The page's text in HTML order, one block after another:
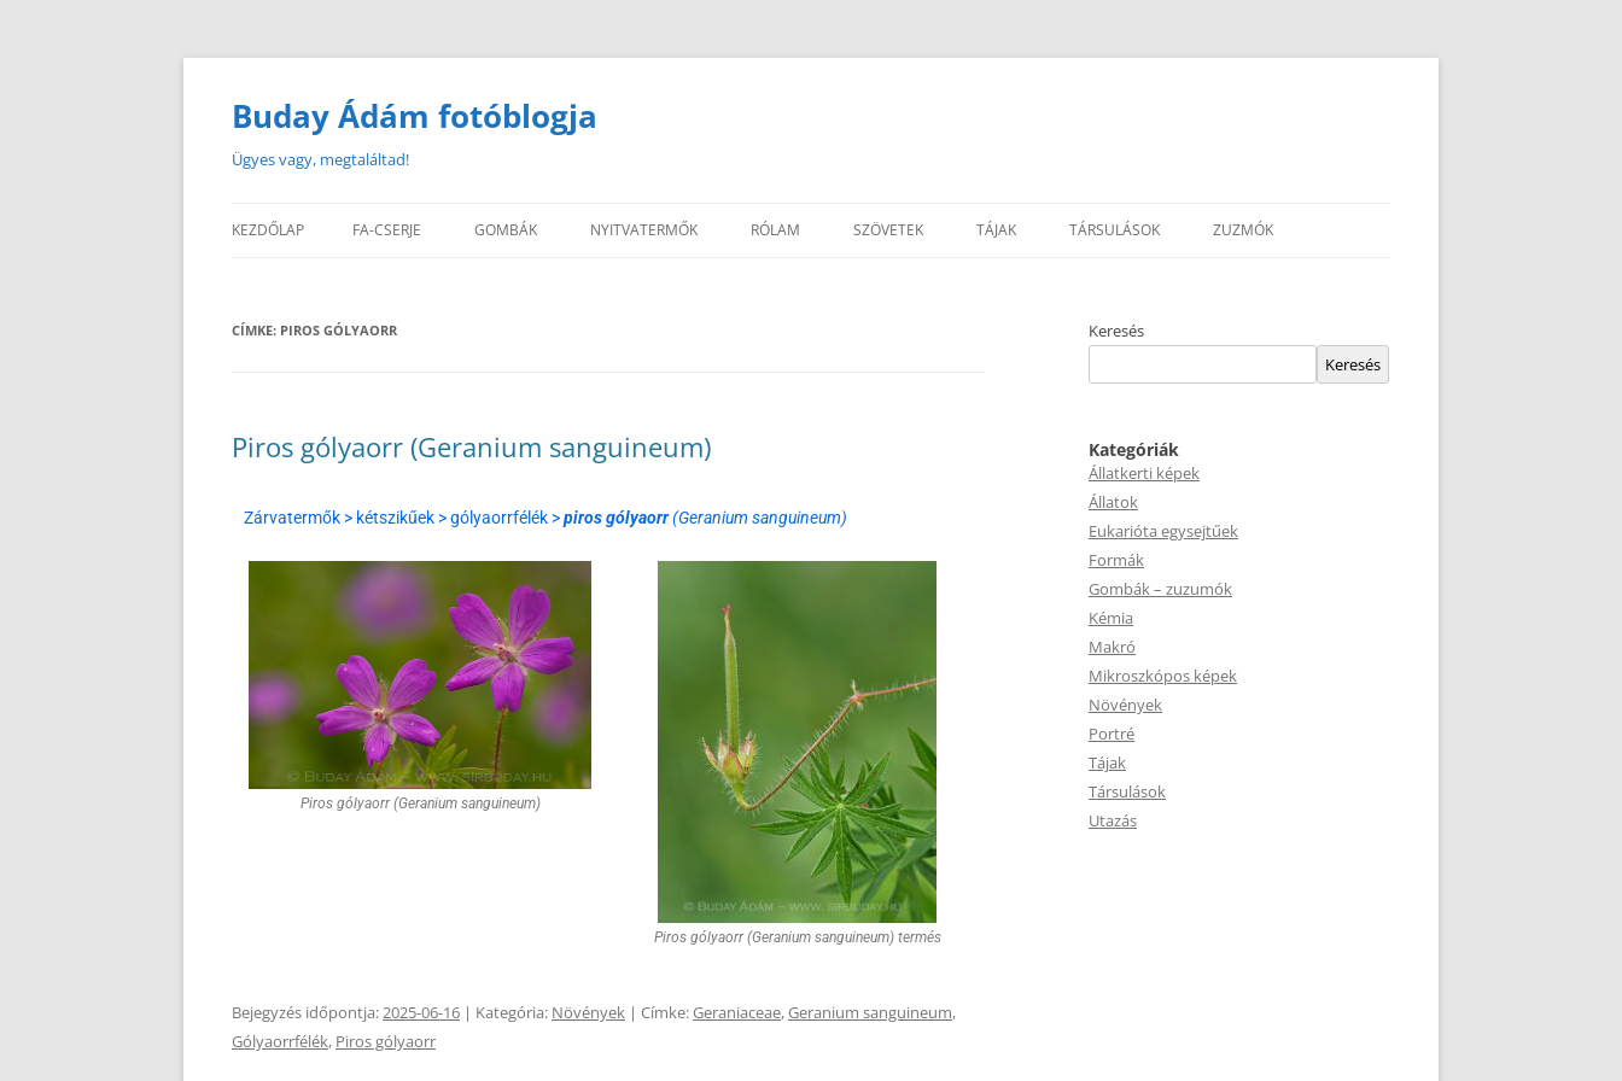
Buday Ádám fotóblogja
Ügyes vagy, megtaláltad!
KEZDŐLAP FA-CSERJE GOMBÁK NYITVATERMŐK RÓLAM SZÖVETEK TÁJAK TÁRSULÁSOK ZUZMÓK
CÍMKE: PIROS GÓLYAORR
Piros gólyaorr (Geranium sanguineum)
Zárvatermők > kétszikűek > gólyaorrfélék >piros gólyaorr(Geranium sanguineum)
Piros gólyaorr (Geranium sanguineum)
Piros gólyaorr (Geranium sanguineum) termés
Bejegyzés időpontja:2025-06-16 | Kategória: Növények | Címke:Geraniaceae,Geranium sanguineum,
Gólyaorrfélék, Piros gólyaorr
Keresés
Keresés
Kategóriák
Állatkerti képek
Állatok
Eukarióta egysejtűek
Formák
Gombák – zuzumók
Kémia
Makró
Mikroszkópos képek
Növények
Portré
Tájak
Társulások
Utazás